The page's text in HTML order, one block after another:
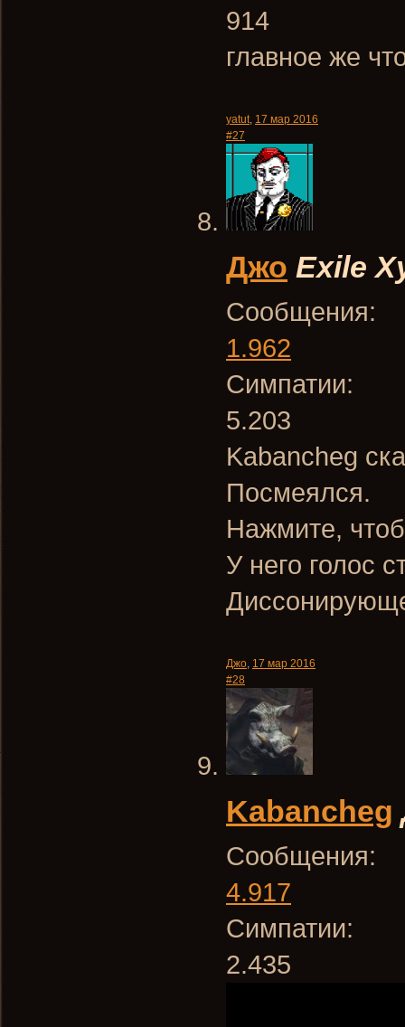
914
главное же
yatut, 17 мар 2016
#27
Джо Exile
Сообщения:
1.962
Симпатии:
5.203
Kabancheg
Посмеялся.
Нажмите,
У него голос
Джо, 17 мар 2016
#28
Kabancheg
Сообщения:
4.917
Симпатии:
2.435